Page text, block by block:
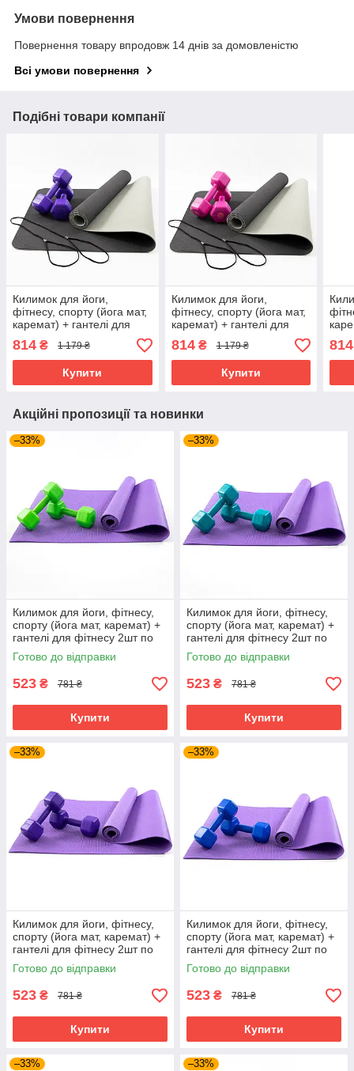
Умови повернення
Повернення товару впродовж 14 днів за домовленістю
Всі умови повернення
Подібні товари компанії
Килимок для йоги,
фітнесу, спорту (йога мат,
каремат) + гантелі для
фітнесу 2шт по 2кг
OSPORT Set 64 (n-0094)
Чорно-фіолетовий
814 ₴ 1 179 ₴
Купити
Килимок для йоги,
фітнесу, спорту (йога мат,
каремат) + гантелі для
фітнесу 2шт по 2кг
OSPORT Set 64 (n-0094)
Чорно-рожевий
814₴ 1 179 ₴
Купити
814
Акційні пропозиції та новинки
–33%
Килимок для йоги, фітнесу,
спорту (йога мат, каремат) +
гантелі для фітнесу 2шт по
2кг OSPORT Set 82 (n-0112)
Фіолетово-салатовий
Готово до відправки
523 ₴ 781 ₴
Купити
–33%
Килимок для йоги, фітнесу,
спорту (йога мат, каремат) +
гантелі для фітнесу 2шт по
2кг OSPORT Set 82 (n-0112)
Фіолетово-бірюзовий
Готово до відправки
523 ₴ 781 ₴
Купити
–33%
Килимок для йоги, фітнесу,
спорту (йога мат, каремат) +
гантелі для фітнесу 2шт по
2кг OSPORT Set 82 (n-0112)
Фіолетово-фіолетовий
Готово до відправки
523 ₴ 781 ₴
Купити
–33%
Килимок для йоги, фітнесу,
спорту (йога мат, каремат) +
гантелі для фітнесу 2шт по
2кг OSPORT Set 82 (n-0112)
Фіолетово-синій
Готово до відправки
523 ₴ 781 ₴
Купити
–33% –33%